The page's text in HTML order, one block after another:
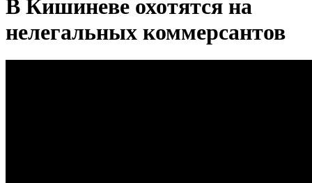
В Кишиневе охотятся на
нелегальных коммерсантов